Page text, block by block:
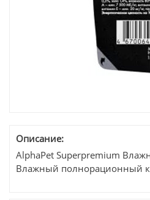
Описание:
AlphaPet Superpremium
Влажный полнорационный